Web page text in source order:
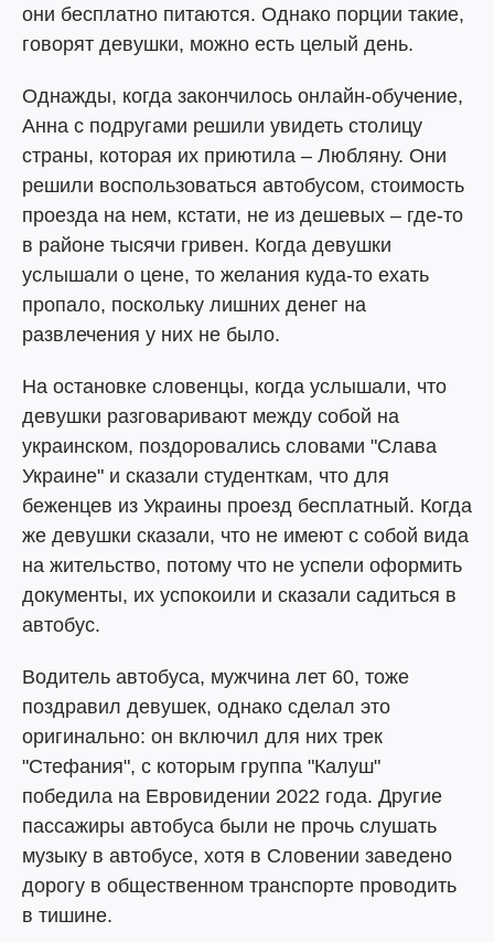
они бесплатно питаются. Однако порции такие,
говорят девушки, можно есть целый день.
Однажды, когда закончилось онлайн-обучение,
Анна с подругами решили увидеть столицу
страны, которая их приютила – Любляну. Они
решили воспользоваться автобусом, стоимость
проезда на нем, кстати, не из дешевых – где-то
в районе тысячи гривен. Когда девушки
услышали о цене, то желания куда-то ехать
пропало, поскольку лишних денег на
развлечения у них не было.
На остановке словенцы, когда услышали, что
девушки разговаривают между собой на
украинском, поздоровались словами "Слава
Украине" и сказали студенткам, что для
беженцев из Украины проезд бесплатный. Когда
же девушки сказали, что не имеют с собой вида
на жительство, потому что не успели оформить
документы, их успокоили и сказали садиться в
автобус.
Водитель автобуса, мужчина лет 60, тоже
поздравил девушек, однако сделал это
оригинально: он включил для них трек
"Стефания", с которым группа "Калуш"
победила на Евровидении 2022 года. Другие
пассажиры автобуса были не прочь слушать
музыку в автобусе, хотя в Словении заведено
дорогу в общественном транспорте проводить
в тишине.